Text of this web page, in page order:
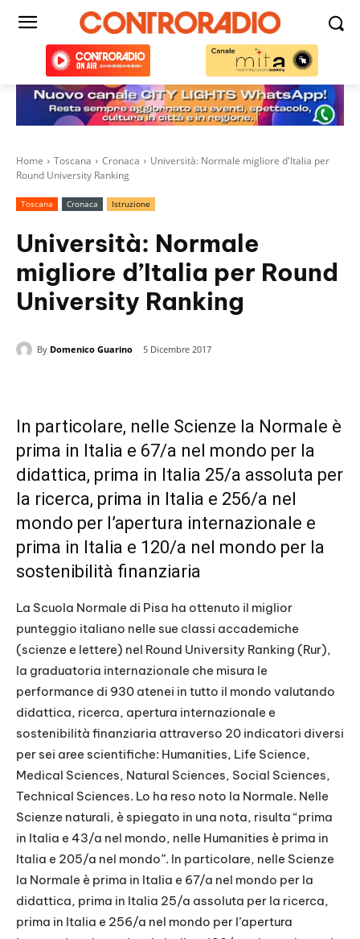
Home Toscana Cronaca
Università: Normale migliore d'Italia per
Round University Ranking
Toscana Cronaca Istruzione
Università: Normale
migliore d’Italia per Round
University Ranking
By Domenico Guarino 5 Dicembre 2017
In particolare, nelle Scienze la Normale è
prima in Italia e 67/a nel mondo per la
didattica, prima in Italia 25/a assoluta per
la ricerca, prima in Italia e 256/a nel
mondo per l’apertura internazionale e
prima in Italia e 120/a nel mondo per la
sostenibilità finanziaria
La Scuola Normale di Pisa ha ottenuto il miglior
punteggio italiano nelle sue classi accademiche
(scienze e lettere) nel Round University Ranking (Rur),
la graduatoria internazionale che misura le
performance di 930 atenei in tutto il mondo valutando
didattica, ricerca, apertura internazionale e
sostenibilità finanziaria attraverso 20 indicatori diversi
per sei aree scientifiche: Humanities, Life Science,
Medical Sciences, Natural Sciences, Social Sciences,
Technical Sciences. Lo ha reso noto la Normale. Nelle
Scienze naturali, è spiegato in una nota, risulta “prima
in Italia e 43/a nel mondo, nelle Humanities è prima in
Italia e 205/a nel mondo”. In particolare, nelle Scienze
la Normale è prima in Italia e 67/a nel mondo per la
didattica, prima in Italia 25/a assoluta per la ricerca,
prima in Italia e 256/a nel mondo per l’apertura